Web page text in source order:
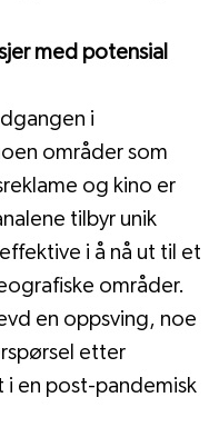
med potensial
i
områder som
og kino er
tilbyr unik
i å nå ut til et
områder.
en oppsving, noe
etter
en post-pandemisk